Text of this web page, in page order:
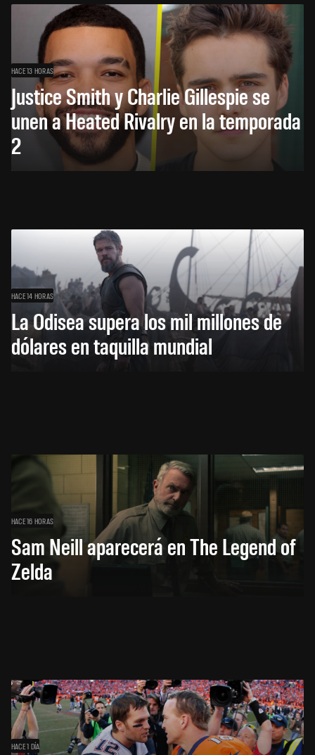
HACE 13 HORAS
Justice Smith y Charlie Gillespie se
unen a Heated Rivalry en la temporada
2
HACE 14 HORAS
La Odisea supera los mil millones de
dólares en taquilla mundial
HACE 16 HORAS
Sam Neill aparecerá en The Legend of
Zelda
HACE 1 DÍA